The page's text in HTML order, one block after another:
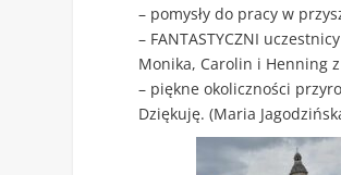
– pomysły do pracy w
– FANTASTYCZNI
Monika, Carolin i Henning
– piękne okoliczności
Dziękuję. (Maria